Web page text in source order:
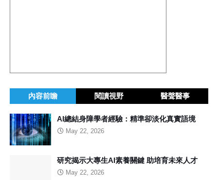
內容前瞻 閱讀視野 醫聲醫事
AI總結身障學者經驗：精準卻淡化真實語境
May 22, 2026
研究揭示大專生AI素養關鍵 助培育未來人才
May 22, 2026